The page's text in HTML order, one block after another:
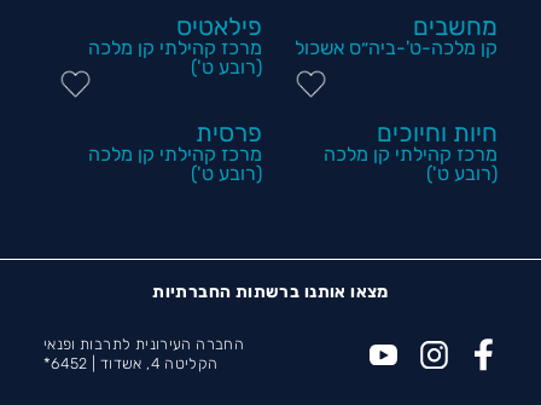
מחשבים
קן מלכה-ט'-ביה״ס אשכול
פילאטיס
מרכז קהילתי קן מלכה
(רובע ט')
חיות וחיוכים
מרכז קהילתי קן מלכה
(רובע ט')
פרסית
מרכז קהילתי קן מלכה
(רובע ט')
מצאו אותנו ברשתות החברתיות
החברה העירונית לתרבות ופנאי
הקליטה 4, אשדוד |
6452*